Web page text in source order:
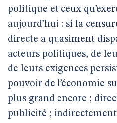
politique et ceux
aujourd’hui : si la
directe a quasiment
acteurs politiques, de
de leurs exigences
pouvoir de l’économie
plus grand encore ;
publicité ;